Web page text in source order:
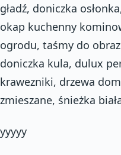
gładź, doniczka
okap kuchenny
ogrodu, taśmy do
doniczka kula, dulux
krawezniki, drzewa
zmieszane, śnieżka
yyyyy